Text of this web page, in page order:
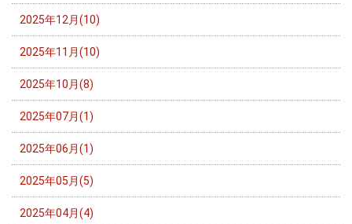
2025年12月(10)
2025年11月(10)
2025年10月(8)
2025年07月(1)
2025年06月(1)
2025年05月(5)
2025年04月(4)